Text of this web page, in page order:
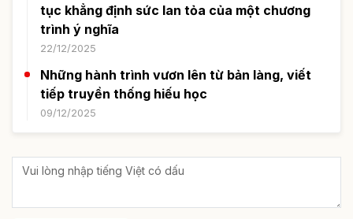
tục khẳng định sức lan tỏa của một chương
trình ý nghĩa
22/12/2025
Những hành trình vươn lên từ bản làng, viết
tiếp truyền thống hiếu học
09/12/2025